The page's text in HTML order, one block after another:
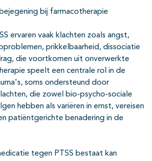
bij farmacotherapie
ervaren vaak klachten zoals angst,
prikkelbaarheid, dissociatie
die voortkomen uit onverwerkte
speelt een centrale rol in de
soms ondersteund door
die zowel bio-psycho-sociale
hebben als variëren in ernst, vereisen
patiëntgerichte benadering in de
tegen PTSS bestaat kan